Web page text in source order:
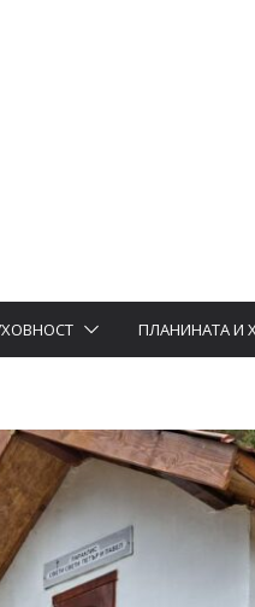
ПЛАНИНАТА И